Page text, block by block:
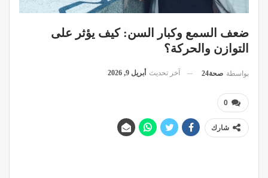
ضعف السمع وكبار السن: كيف يؤثر على
التوازن والحركة؟
بواسطة صحة24 آخر تحديث أبريل 9, 2026
0
شارك